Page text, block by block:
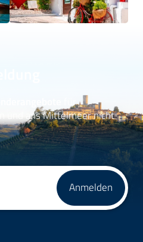
für
und ans Mittelmeer nicht
Anmelden